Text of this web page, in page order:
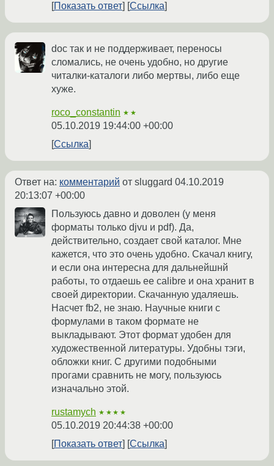
Показать ответ
Ссылка
doc так и не поддерживает, переносы
сломались, не очень удобно, но другие
читалки-каталоги либо мертвы, либо еще
хуже.
roco_constantin ★★
05.10.2019 19:44:00 +00:00
Ссылка
Ответ на: комментарий от sluggard 04.10.2019
20:13:07 +00:00
Пользуюсь давно и доволен (у меня
форматы только djvu и pdf). Да,
действительно, создает свой каталог. Мне
кажется, что это очень удобно. Скачал книгу,
и если она интересна для дальнейшнй
работы, то отдаешь ее calibre и она хранит в
своей директории. Скачанную удаляешь.
Насчет fb2, не знаю. Научные книги с
формулами в таком формате не
выкладывают. Этот формат удобен для
художественной литературы. Удобны тэги,
обложки книг. С другими подобными
прогами сравнить не могу, пользуюсь
изначально этой.
rustamych ★★★★
05.10.2019 20:44:38 +00:00
Показать ответ
Ссылка